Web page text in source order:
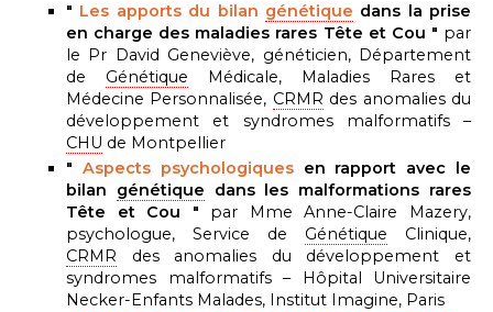
" Les apports du bilan génétique dans la prise
en charge des maladies rares Tête et Cou " par
le Pr David Geneviève, généticien, Département
de Génétique Médicale, Maladies Rares et
Médecine Personnalisée, CRMR des anomalies du
développement et syndromes malformatifs –
CHU de Montpellier
" Aspects psychologiquesen rapport avec le
bilan génétique dans les malformations rares
Tête et Cou " par Mme Anne-Claire Mazery,
psychologue, Service de Génétique Clinique,
CRMR des anomalies du développement et
syndromes malformatifs – Hôpital Universitaire
Necker-Enfants Malades, Institut Imagine, Paris